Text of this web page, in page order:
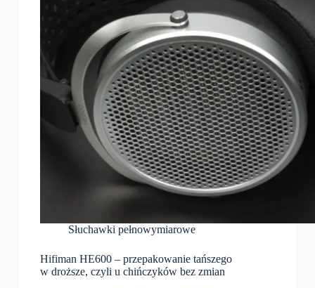
Słuchawki pełnowymiarowe
Hifiman HE600 – przepakowanie tańszego
w droższe, czyli u chińczyków bez zmian